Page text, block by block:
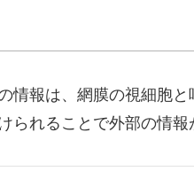
情報は、網膜の視細胞
られることで外部の情報